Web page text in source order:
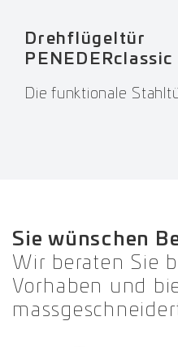
Drehflügeltür
PENEDERclassic
Die funktionale
Sie wünschen
Wir beraten Sie
Vorhaben und